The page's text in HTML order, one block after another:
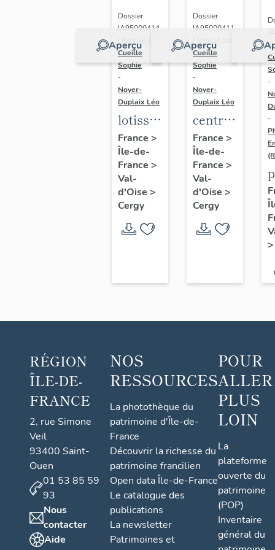
Aperçu
Dossier
IA95000414
Cueille
Sophie
-
Noyer-
Duplaix Léo
lotissement
et
immeubles
à
logements
de
l'opération
"Centre-
France >
Île-de-
France >
Val-
d'Oise >
Cergy
Aperçu
Dossier
IA95000411
Cueille
Sophie
-
Noyer-
Duplaix Léo
centre
commercial
des
Trois
Fontaines
France >
Île-de-
France >
Val-
d'Oise >
Cergy
-
-
RÉGION
ÎLE-DE-
FRANCE
2, rue Simone
Veil
93400 Saint-
Ouen
01 53 85 59
93
Nous
contacter
Aide
NOS
RESSOURCES
La photothèque du
patrimoine d'Île-de-
France
Découvrir la richesse du
patrimoine francilien
Open data Île-de-France
Le catalogue des
publications
La newsletter
Patrimoines et
POUR
ALLER
PLUS
LOIN
La
plateforme
ouverte du
patrimoine
(POP)
Inventaire
général du